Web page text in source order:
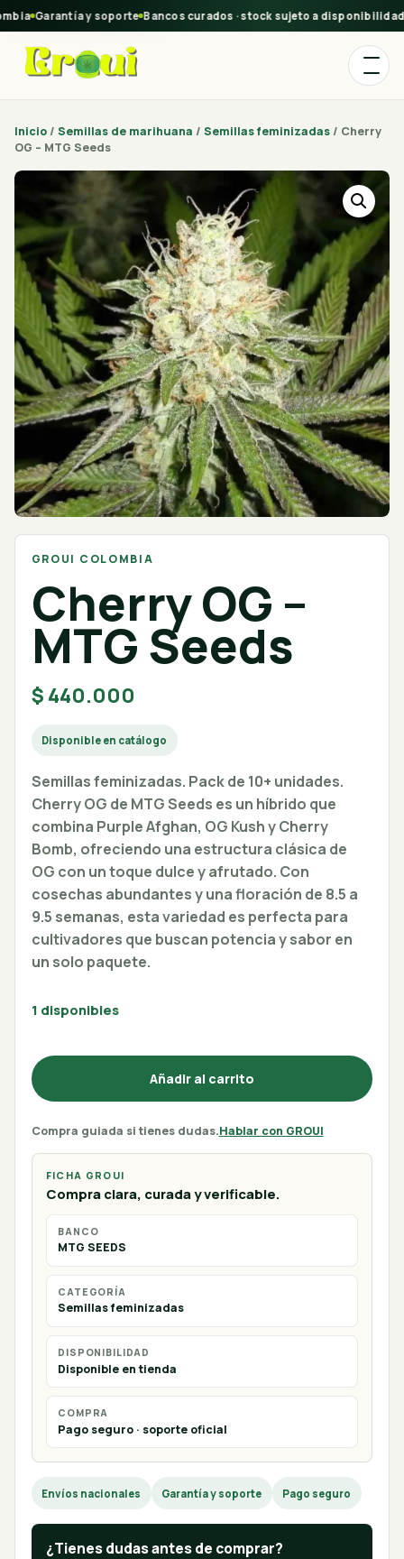
Garantía y soporte Bancos curados · stock sujeto a disponibilidad
Inicio / Semillas de marihuana / Semillas feminizadas / Cherry
OG – MTG Seeds
GROUI COLOMBIA
Cherry OG –
MTG Seeds
$ 440.000
Disponible en catálogo
Semillas feminizadas. Pack de 10+ unidades.
Cherry OG de MTG Seeds es un híbrido que
combina Purple Afghan, OG Kush y Cherry
Bomb, ofreciendo una estructura clásica de
OG con un toque dulce y afrutado. Con
cosechas abundantes y una floración de 8.5 a
9.5 semanas, esta variedad es perfecta para
cultivadores que buscan potencia y sabor en
un solo paquete.
1 disponibles
Añadir al carrito
Compra guiada si tienes dudas.Hablar con GROUI
FICHA GROUI
Compra clara, curada y verificable.
BANCO
MTG SEEDS
CATEGORÍA
Semillas feminizadas
DISPONIBILIDAD
Disponible en tienda
COMPRA
Pago seguro · soporte oficial
Envíos nacionales Garantía y soporte Pago seguro
¿Tienes dudas antes de comprar?